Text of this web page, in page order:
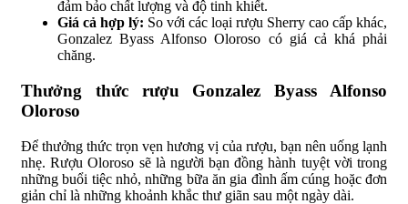
đảm bảo chất lượng và độ tinh khiết.
Giá cả hợp lý: So với các loại rượu Sherry cao cấp khác,
Gonzalez Byass Alfonso Oloroso có giá cả khá phải
chăng.
Thưởng thức rượu Gonzalez Byass Alfonso
Oloroso
Để thưởng thức trọn vẹn hương vị của rượu, bạn nên uống lạnh
nhẹ. Rượu Oloroso sẽ là người bạn đồng hành tuyệt vời trong
những buổi tiệc nhỏ, những bữa ăn gia đình ấm cúng hoặc đơn
giản chỉ là những khoảnh khắc thư giãn sau một ngày dài.